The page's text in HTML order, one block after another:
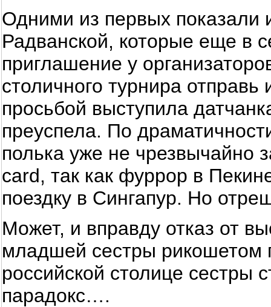
Одними из первых показали
Радванской, которые еще в
приглашение у
столичного турнира
просьбой выступила
преуспела. По
полька уже не чрезвычайно
card, так как фуррор в
поездку в Сингапур. Но
Может, и вправду отказ от
младшей сестры рикошетом
российской столице
парадокс….